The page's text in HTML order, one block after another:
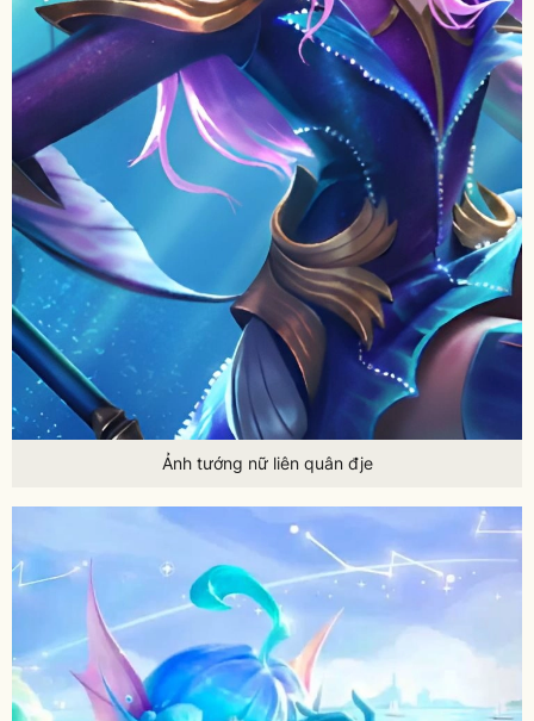
Ảnh tướng nữ liên quân đje